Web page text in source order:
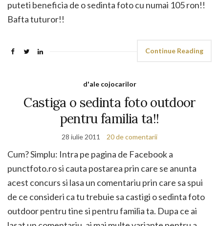
puteti beneficia de o sedinta foto cu numai 105 ron!!
Bafta tuturor!!
Continue Reading
d'ale cojocarilor
Castiga o sedinta foto outdoor
pentru familia ta!!
28 iulie 2011 20 de comentarii
Cum? Simplu: Intra pe pagina de Facebook a
punctfoto.ro si cauta postarea prin care se anunta
acest concurs si lasa un comentariu prin care sa spui
de ce consideri ca tu trebuie sa castigi o sedinta foto
outdoor pentru tine si pentru familia ta. Dupa ce ai